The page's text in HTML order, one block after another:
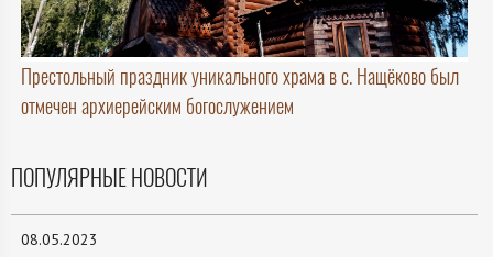
Престольный праздник уникального храма в с. Нащёково был
отмечен архиерейским богослужением
ПОПУЛЯРНЫЕ НОВОСТИ
08.05.2023